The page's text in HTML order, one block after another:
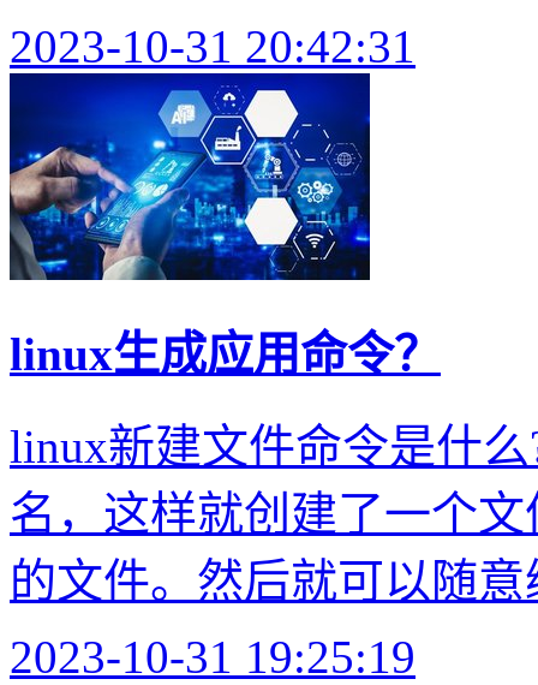
2023-10-31 20:42:31
linux生成应用命令？
linux新建文件命令是什
名，这样就创建了一个
的文件。然后就可以随
2023-10-31 19:25:19